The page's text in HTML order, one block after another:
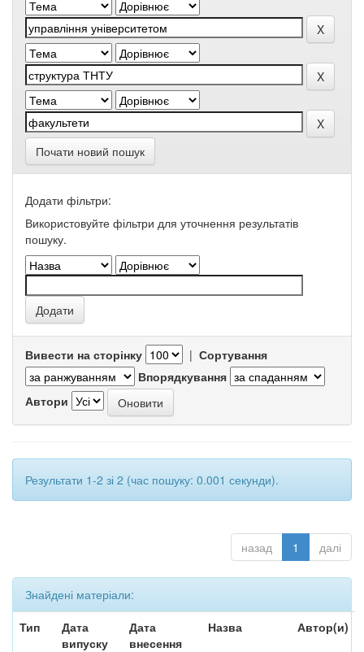
Почати новий пошук
Додати фільтри:
Використовуйте фільтри для уточнення результатів
пошуку.
Вивести на сторінку | Сортування
Впорядкування
Автори
Результати 1-2 зі 2 (час пошуку: 0.001 секунди).
назад 1 далі
Знайдені матеріали:
Тип
Дата
випуску
Дата
внесення
Назва Автор(и)